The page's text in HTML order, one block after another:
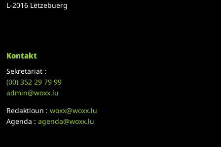
L-2016 Lëtzebuerg
Kontakt
Sekretariat :
(00)352 29 79 99
admin@woxx.lu
Redaktioun :woxx@woxx.lu
Agenda :agenda@woxx.lu